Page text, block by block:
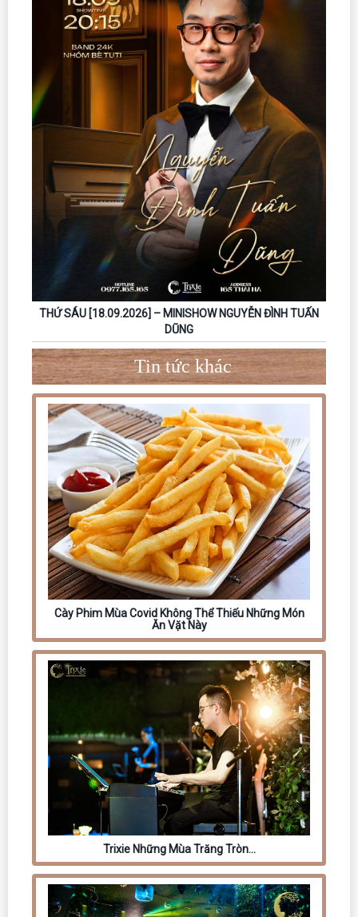
THỨ SÁU [18.09.2026] – MINISHOW NGUYỄN ĐÌNH TUẤN
DŨNG
Tin tức khác
Cày Phim Mùa Covid Không Thể Thiếu Những Món
Ăn Vặt Này
Trixie Những Mùa Trăng Tròn…